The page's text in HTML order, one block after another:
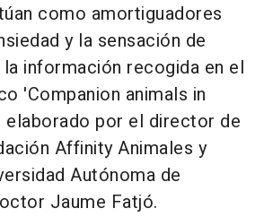
como amortiguadores
y la sensación de
información recogida en el
'Companion animals in
por el director de
Affinity Animales y
Autónoma de
Jaume Fatjó.